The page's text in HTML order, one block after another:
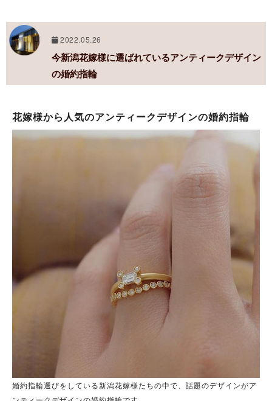
2022.05.26
今新潟花嫁様に選ばれているアンティークデザイン
の婚約指輪
花嫁様から人気のアンティークデザインの婚約指輪
婚約指輪選びをしている新潟花嫁様たちの中で、話題のデザインがア